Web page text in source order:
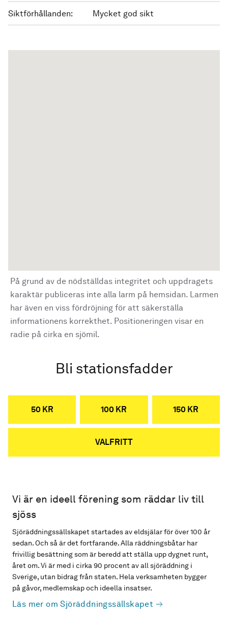
Siktförhållanden: Mycket god sikt
På grund av de nödställdas integritet och uppdragets
karaktär publiceras inte alla larm på hemsidan. Larmen
har även en viss fördröjning för att säkerställa
informationens korrekthet. Positioneringen visar en
radie på cirka en sjömil.
Bli stationsfadder
50 KR 100 KR 150 KR
VALFRITT
Vi är en ideell förening som räddar liv till
sjöss
Sjöräddningssällskapet startades av eldsjälar för över 100 år
sedan. Och så är det fortfarande. Alla räddningsbåtar har
frivillig besättning som är beredd att ställa upp dygnet runt,
året om. Vi är med i cirka 90 procent av all sjöräddning i
Sverige, utan bidrag från staten. Hela verksamheten bygger
på gåvor, medlemskap och ideella insatser.
Läs mer om Sjöräddningssällskapet